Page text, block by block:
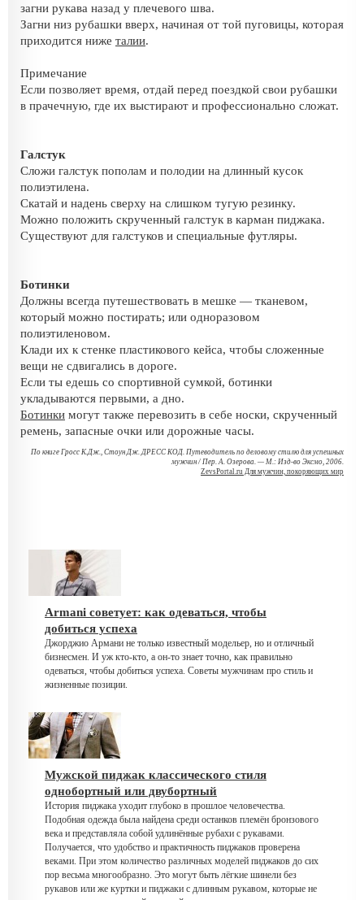
загни рукава назад у плечевого шва.
Загни низ рубашки вверх, начиная от той пуговицы, которая
приходится ниже талии.
Примечание
Если позволяет время, отдай перед поездкой свои рубашки
в прачечную, где их выстирают и профессионально сложат.
Галстук
Сложи галстук пополам и полодии на длинный кусок
полиэтилена.
Скатай и надень сверху на слишком тугую резинку.
Можно положить скрученный галстук в карман пиджака.
Существуют для галстуков и специальные футляры.
Ботинки
Должны всегда путешествовать в мешке — тканевом,
который можно постирать; или одноразовом
полиэтиленовом.
Клади их к стенке пластикового кейса, чтобы сложенные
вещи не сдвигались в дороге.
Если ты едешь со спортивной сумкой, ботинки
укладываются первыми, а дно.
Ботинки могут также перевозить в себе носки, скрученный
ремень, запасные очки или дорожные часы.
По книге Гросс К.Дж., Стоун Дж. ДРЕСС КОД. Путеводитель по деловому стилю для успешных
мужчин / Пер. А. Озерова. — M.: Изд-во Эксмо, 2006.
ZevsPortal.ru Для мужчин, покоряющих мир
Armani советует: как одеваться, чтобы
добиться успеха
Джорджио Армани не только известный модельер, но и отличный
бизнесмен. И уж кто-кто, а он-то знает точно, как правильно
одеваться, чтобы добиться успеха. Советы мужчинам про стиль и
жизненные позиции.
Мужской пиджак классического стиля
однобортный или двубортный
История пиджака уходит глубоко в прошлое человечества.
Подобная одежда была найдена среди останков племён бронзового
века и представляла собой удлинённые рубахи с рукавами.
Получается, что удобство и практичность пиджаков проверена
веками. При этом количество различных моделей пиджаков до сих
пор весьма многообразно. Это могут быть лёгкие шинели без
рукавов или же куртки и пиджаки с длинным рукавом, которые не